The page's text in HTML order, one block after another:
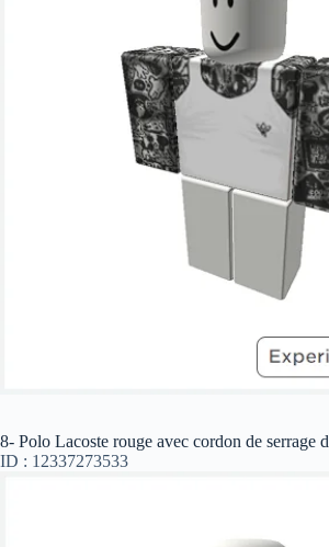
8- Polo Lacoste rouge avec cordon de serrage
ID : 12337273533